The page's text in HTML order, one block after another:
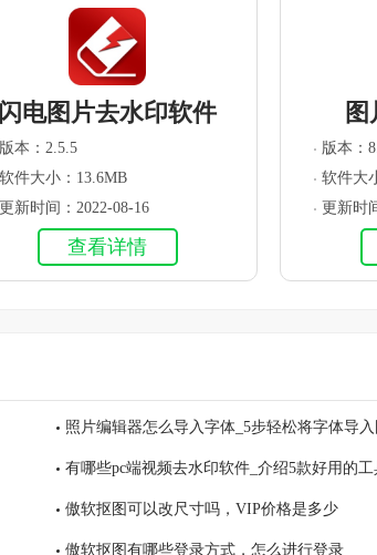
闪电图片去水印软件
版本：2.5.5
软件大小：13.6MB
更新时间：2022-08-16
查看详情
版本：
软件大
更新时
照片编辑器怎么导入字体_5步轻松将字体导入图片
有哪些pc端视频去水印软件_介绍5款好用的工
傲软抠图可以改尺寸吗，VIP价格是多少
傲软抠图有哪些登录方式，怎么进行登录